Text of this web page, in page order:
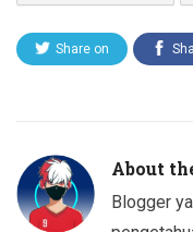
Share on
About
Blogger